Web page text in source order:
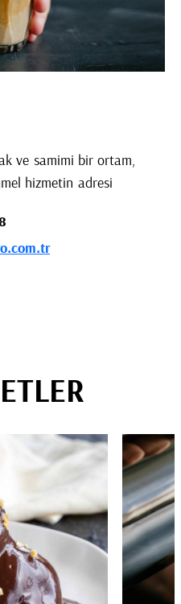
ve samimi bir ortam,
hizmetin adresi